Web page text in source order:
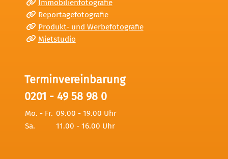
Immobilienfotografie
Reportagefotografie
Produkt- und Werbefotografie
Mietstudio
Terminvereinbarung
0201 - 49 58 98 0
Mo. - Fr. 09.00 - 19.00 Uhr
Sa.
11.00 - 16.00 Uhr